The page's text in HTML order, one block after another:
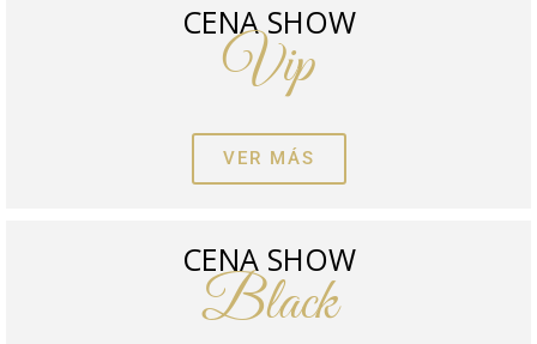
CENA SHOW
Vip
VER MÁS
CENA SHOW
Black